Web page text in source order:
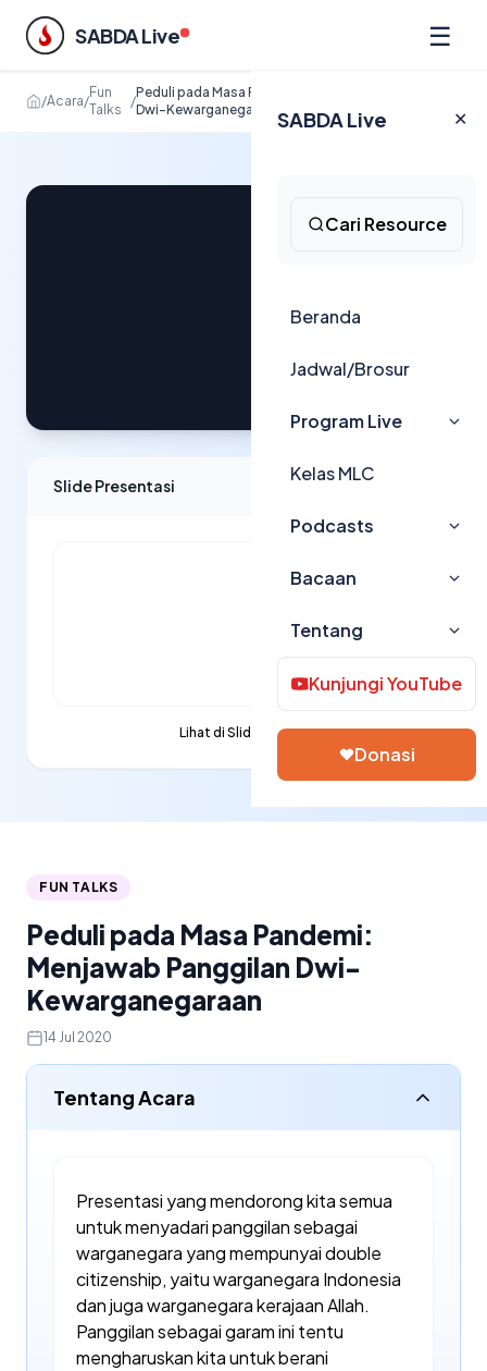
SABDA Live ☰
SABDA Live ✕
Cari Resource
Beranda
Jadwal/Brosur
Program Live
Kelas MLC
Podcasts
Bacaan
Tentang
Kunjungi YouTube
Donasi
/Acara/
Fun
Talks
/
Peduli pada Masa Pandemi: Menjawab Panggilan
Dwi-Kewarganegaraan
Slide Presentasi
Lihat di Slideshare →
FUN TALKS
Peduli pada Masa Pandemi:
Menjawab Panggilan Dwi-
Kewarganegaraan
14 Jul 2020
Tentang Acara
Presentasi yang mendorong kita semua
untuk menyadari panggilan sebagai
warganegara yang mempunyai double
citizenship, yaitu warganegara Indonesia
dan juga warganegara kerajaan Allah.
Panggilan sebagai garam ini tentu
mengharuskan kita untuk berani